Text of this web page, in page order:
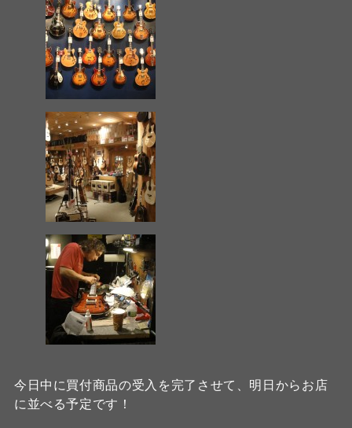
今日中に買付商品の受入を完了させて、明日からお店
に並べる予定です！